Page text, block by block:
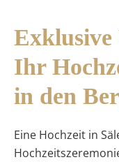
Ihr
in den
Eine Hochzeit in